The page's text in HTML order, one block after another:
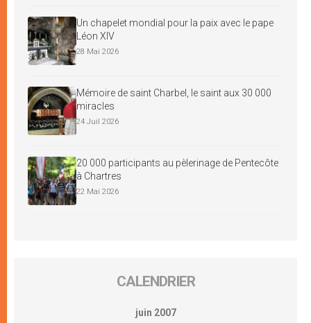
Un chapelet mondial pour la paix avec le pape
Léon XIV
28 Mai 2026
Mémoire de saint Charbel, le saint aux 30 000
miracles
24 Juil 2026
20 000 participants au pèlerinage de Pentecôte
à Chartres
22 Mai 2026
CALENDRIER
juin 2007